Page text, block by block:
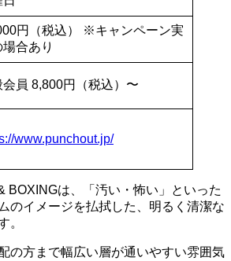
円（税込） ※キャンペーン実
合あり
会員 8,800円（税込）〜
www.punchout.jp/
BOXINGは、「汚い・怖い」といった
のイメージを払拭した、明るく清潔な
。
の方まで幅広い層が通いやすい雰囲気